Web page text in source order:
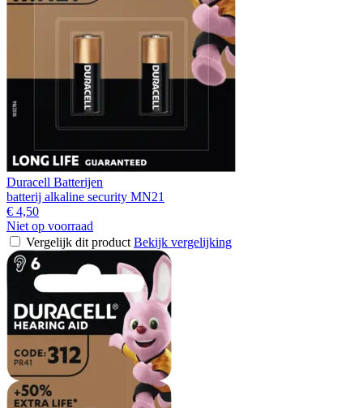
Duracell Batterijen
batterij alkaline security MN21
€ 4,50
Niet op voorraad
Vergelijk dit product Bekijk vergelijking